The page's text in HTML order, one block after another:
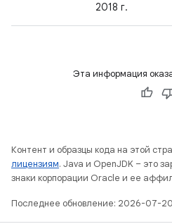
2018 г.
Эта информация
Контент и образцы кода на этой
лицензиям. Java и OpenJDK – это
знаки корпорации Oracle и ее
Последнее обновление: 2026-07-